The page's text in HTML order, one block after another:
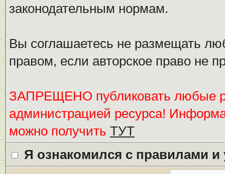
законодательным нормам.
Вы соглашаетесь не размещать
правом, если авторское право не
ЗАПРЕЩЕНО публиковать любые
администрацией ресурса!
можно получить ТУТ
Я ознакомился с правилами